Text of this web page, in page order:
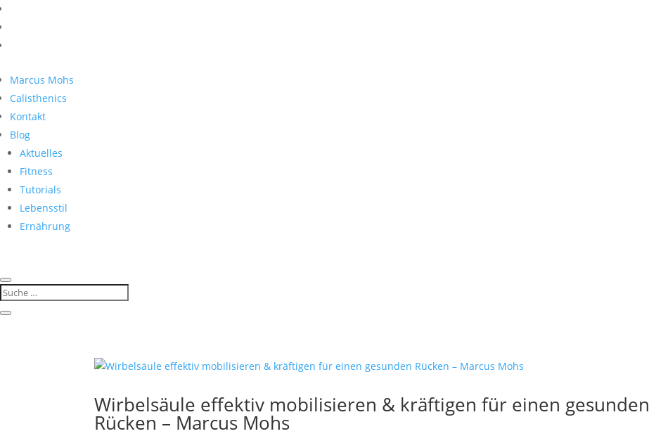
Marcus Mohs
Calisthenics
Kontakt
Blog
Aktuelles
Fitness
Tutorials
Lebensstil
Ernährung
Wirbelsäule effektiv mobilisieren & kräftigen für einen gesunden
Rücken – Marcus Mohs